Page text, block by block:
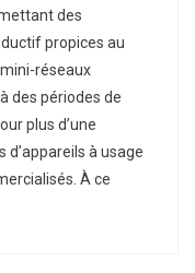
Réseaux
La
Génération
Peuvent
des
propices au
réseaux
des périodes de
plus d’une
à usage
À ce